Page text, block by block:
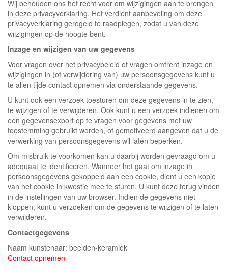
Wij behouden ons het recht voor om wijzigingen aan te brengen
in deze privacyverklaring. Het verdient aanbeveling om deze
privacyverklaring geregeld te raadplegen, zodat u van deze
wijzigingen op de hoogte bent.
Inzage en wijzigen van uw gegevens
Voor vragen over het privacybeleid of vragen omtrent inzage en
wijzigingen in (of verwijdering van) uw persoonsgegevens kunt u
te allen tijde contact opnemen via onderstaande gegevens.
U kunt ook een verzoek toesturen om deze gegevens in te zien,
te wijzigen of te verwijderen. Ook kunt u een verzoek indienen om
een gegevensexport op te vragen voor gegevens met uw
toestemming gebruikt worden, of gemotiveerd aangeven dat u de
verwerking van persoonsgegevens wil laten beperken.
Om misbruik te voorkomen kan u daarbij worden gevraagd om u
adequaat te identificeren. Wanneer het gaat om inzage in
persoonsgegevens gekoppeld aan een cookie, dient u een kopie
van het cookie in kwestie mee te sturen. U kunt deze terug vinden
in de instellingen van uw browser. Indien de gegevens niet
kloppen, kunt u verzoeken om de gegevens te wijzigen of te laten
verwijderen.
Contactgegevens
Naam kunstenaar: beelden-keramiek
Contact opnemen